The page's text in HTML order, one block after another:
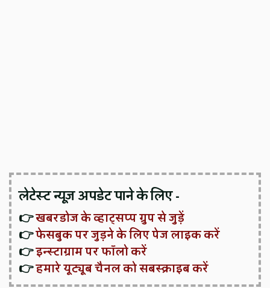
लेटेस्ट न्यूज़ अपडेट पाने के लिए -
👉खबरडोज के व्हाट्सप्प ग्रुप से जुड़ें
👉फेसबुक पर जुड़ने के लिए पेज लाइक करें
👉इन्स्टाग्राम पर फॉलो करें
👉हमारे यूट्यूब चैनल को सबस्क्राइब करें